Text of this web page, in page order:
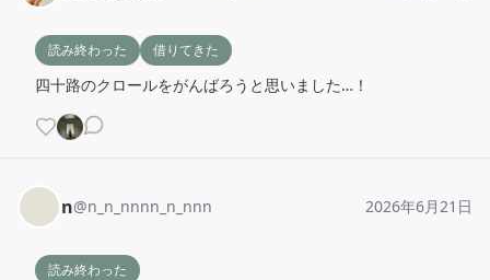
読み終わった 借りてきた
四十路のクロールをがんばろうと思いました…！
n@n_n_nnnn_n_nnn 2026年6月21日
読み終わった